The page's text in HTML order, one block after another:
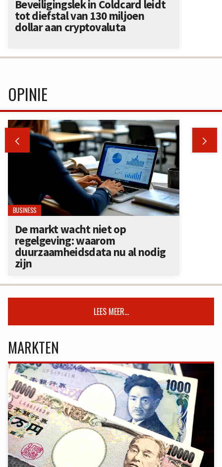
Beveiligingslek in Coldcard leidt
tot diefstal van 130 miljoen
dollar aan cryptovaluta
OPINIE
 
BUSINESS
De markt wacht niet op
regelgeving: waarom
duurzaamheidsdata nu al nodig
zijn
LEES MEER...
MARKTEN